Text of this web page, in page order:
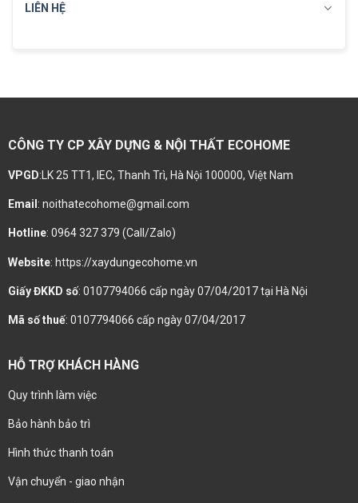
LIÊN HỆ
CÔNG TY CP XÂY DỰNG & NỘI THẤT ECOHOME
VPGD:LK 25 TT1, IEC, Thanh Trì, Hà Nội 100000, Việt Nam
Email : noithatecohome@gmail.com
Hotline: 0964 327 379 (Call/Zalo)
Website: https://xaydungecohome.vn
Giấy ĐKKD số: 0107794066 cấp ngày 07/04/2017 tại Hà Nội
Mã số thuế: 0107794066 cấp ngày 07/04/2017
HỖ TRỢ KHÁCH HÀNG
Quy trình làm việc
Bảo hành bảo trì
Hình thức thanh toán
Vận chuyển - giao nhận